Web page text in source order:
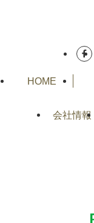
HOME
会社情報